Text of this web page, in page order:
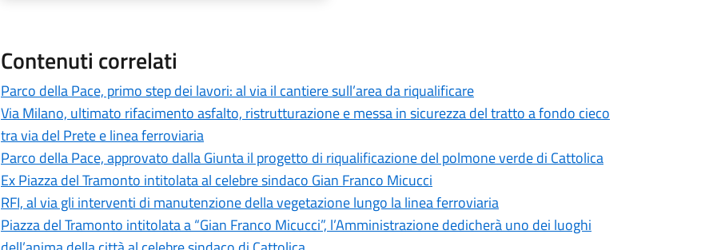
Contenuti correlati
Parco della Pace, primo step dei lavori: al via il cantiere sull’area da riqualificare
Via Milano, ultimato rifacimento asfalto, ristrutturazione e messa in sicurezza del tratto a fondo cieco
tra via del Prete e linea ferroviaria
Parco della Pace, approvato dalla Giunta il progetto di riqualificazione del polmone verde di Cattolica
Ex Piazza del Tramonto intitolata al celebre sindaco Gian Franco Micucci
RFI, al via gli interventi di manutenzione della vegetazione lungo la linea ferroviaria
Piazza del Tramonto intitolata a “Gian Franco Micucci”, l’Amministrazione dedicherà uno dei luoghi